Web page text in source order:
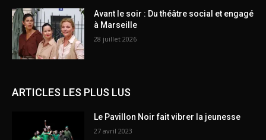
Avant le soir : Du théâtre social et engagé
à Marseille
28 juillet 2026
ARTICLES LES PLUS LUS
Le Pavillon Noir fait vibrer la jeunesse
27 avril 2023